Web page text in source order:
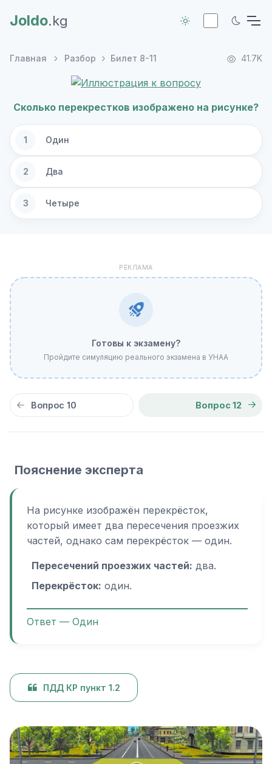
Joldo.kg
Главная Разбор Билет 8-11 41.7K
Сколько перекрестков изображено на рисунке?
1 Один
2 Два
3 Четыре
РЕКЛАМА
Готовы к экзамену?
Пройдите симуляцию реального экзамена в УНАА
Вопрос 10 Вопрос 12
Пояснение эксперта
На рисунке изображён перекрёсток,
который имеет два пересечения проезжих
частей, однако сам перекрёсток — один.
Пересечений проезжих частей: два.
Перекрёсток: один.
Ответ — Один
ПДД КР пункт 1.2